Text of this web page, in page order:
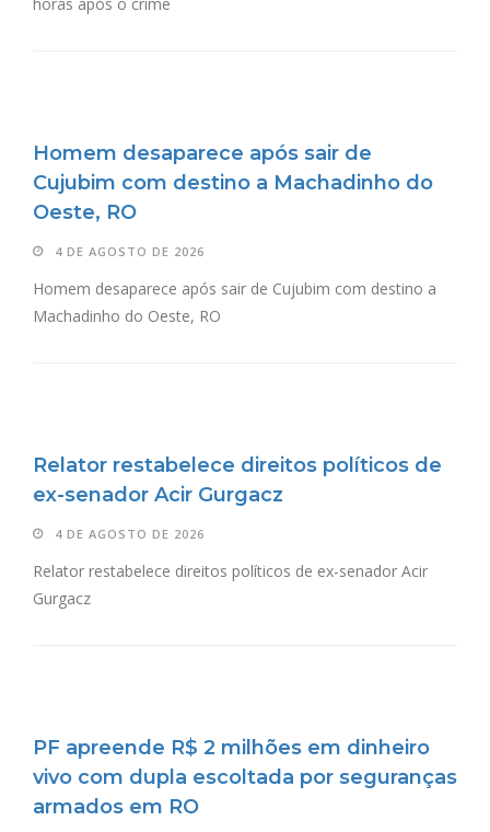
Homem desaparece após sair de
Cujubim com destino a Machadinho do
Oeste, RO
4 DE AGOSTO DE 2026
Homem desaparece após sair de Cujubim com destino a
Machadinho do Oeste, RO
Relator restabelece direitos políticos de
ex-senador Acir Gurgacz
4 DE AGOSTO DE 2026
Relator restabelece direitos políticos de ex-senador Acir
Gurgacz
PF apreende R$ 2 milhões em dinheiro
vivo com dupla escoltada por seguranças
armados em RO